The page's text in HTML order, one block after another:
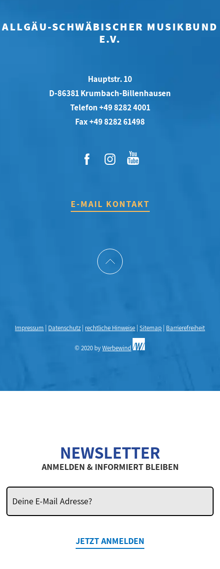
ALLGÄU-SCHWÄBISCHER MUSIKBUND
E.V.
Hauptstr. 10
D-86381 Krumbach-Billenhausen
Telefon +49 8282 4001
Fax +49 8282 61498
E-MAIL KONTAKT
Impressum Datenschutz rechtliche Hinweise |Sitemap Barrierefreiheit
© 2020 byWerbewind
NEWSLETTER
ANMELDEN & INFORMIERT BLEIBEN
JETZT ANMELDEN